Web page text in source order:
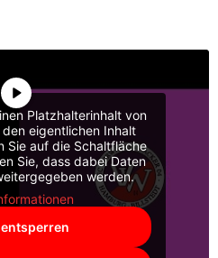
Platzhalterinhalt von
den eigentlichen Inhalt
Sie auf die Schaltfläche
Sie, dass dabei Daten
werden.